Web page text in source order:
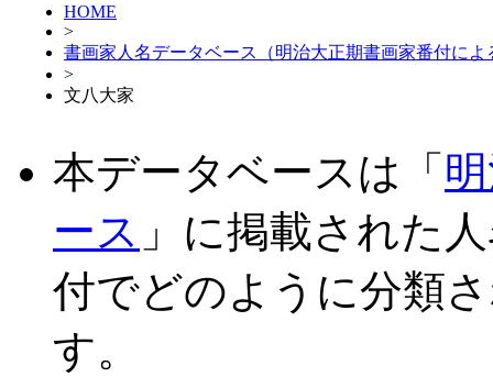
HOME
>
書画家人名データベース（明治大正期書画家番付によ
>
文八大家
本データベースは「
ース 」に掲載された
付でどのように分類
す。